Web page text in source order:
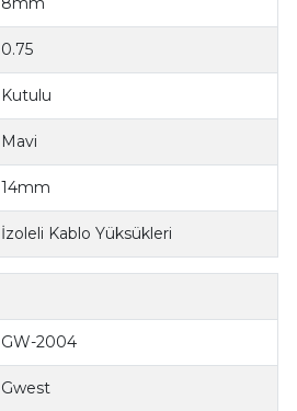
0.75
Kutulu
Mavi
14mm
İzoleli Kablo Yüksükleri
GW-2004
Gwest